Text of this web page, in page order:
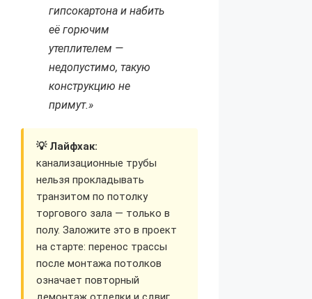
гипсокартона и набить
её горючим
утеплителем —
недопустимо, такую
конструкцию не
примут.»
💡 Лайфхак:
канализационные трубы
нельзя прокладывать
транзитом по потолку
торгового зала — только в
полу. Заложите это в проект
на старте: перенос трассы
после монтажа потолков
означает повторный